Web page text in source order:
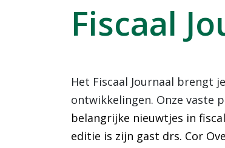
Fiscaal
Het Fiscaal Journaal brengt
ontwikkelingen. Onze vaste
belangrijke nieuwtjes in
editie is zijn gast drs. Cor